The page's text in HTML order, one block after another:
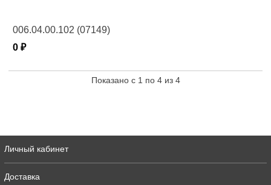
006.04.00.102 (07149)
0 ₽
Показано с 1 по 4 из 4
Личный кабинет
Доставка